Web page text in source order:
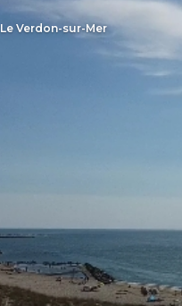
Le Verdon-sur-Mer